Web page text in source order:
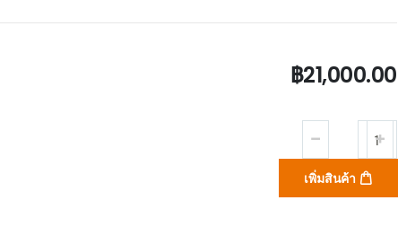
฿21,000.00
เพิ่มสินค้า